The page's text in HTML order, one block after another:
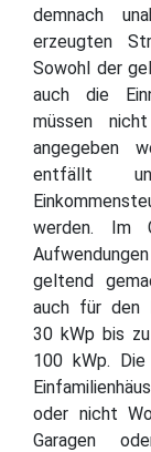
demnach
erzeugten
Sowohl der
auch die
müssen
angegeben
entfällt
werden. Im
geltend
auch für den
30 kWp bis
100 kWp.
oder nicht
Garagen